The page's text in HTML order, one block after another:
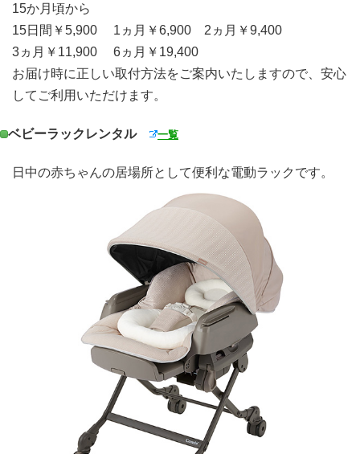
15か月頃から
15日間￥5,900 1ヵ月￥6,900 2ヵ月￥9,400
3ヵ月￥11,900 6ヵ月￥19,400
お届け時に正しい取付方法をご案内いたしますので、安心
してご利用いただけます。
ベビーラックレンタル 一覧
日中の赤ちゃんの居場所として便利な電動ラックです。